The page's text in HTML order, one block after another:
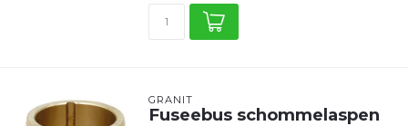
GRANIT
Fuseebus schommelaspen